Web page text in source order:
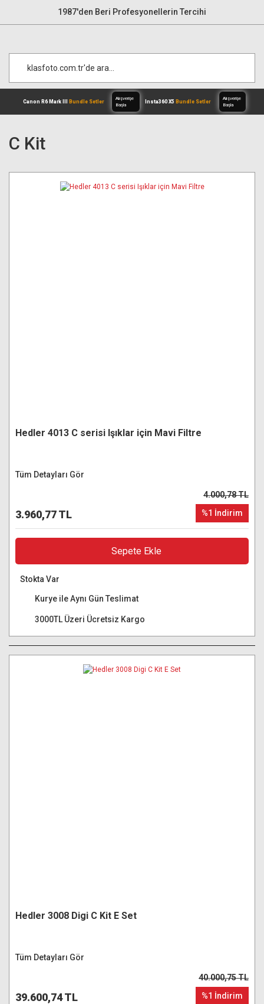
1987'den Beri Profesyonellerin Tercihi
Başla
C Kit
Hedler 4013 C serisi Işıklar için Mavi Filtre
Tüm Detayları Gör
3.960,77 TL
4.000,78 TL
%1 İndirim
Sepete Ekle
Stokta Var
Kurye ile Aynı Gün Teslimat
3000TL Üzeri Ücretsiz Kargo
Hedler 3008 Digi C Kit E Set
Tüm Detayları Gör
39.600,74 TL
40.000,75 TL
%1 İndirim